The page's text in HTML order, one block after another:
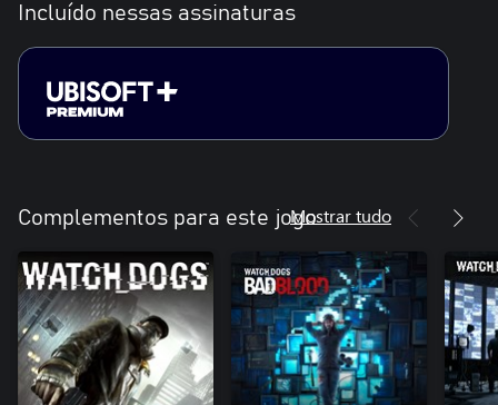
Incluído nessas assinaturas
Complementos para este jogoMostrar tudo